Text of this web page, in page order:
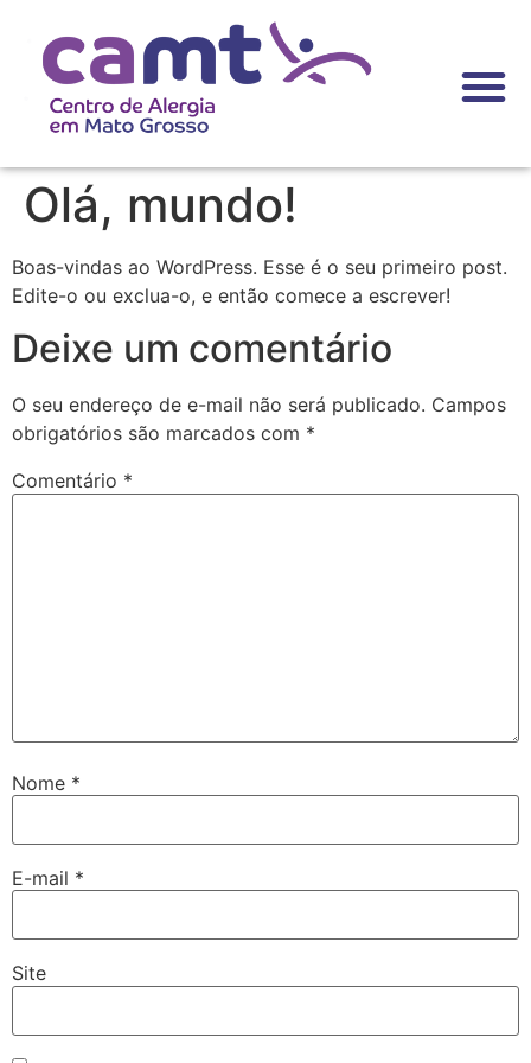
Olá, mundo!
Boas-vindas ao WordPress. Esse é o seu primeiro post.
Edite-o ou exclua-o, e então comece a escrever!
Deixe um comentário
O seu endereço de e-mail não será publicado. Campos
obrigatórios são marcados com *
Comentário *
Nome *
E-mail *
Site